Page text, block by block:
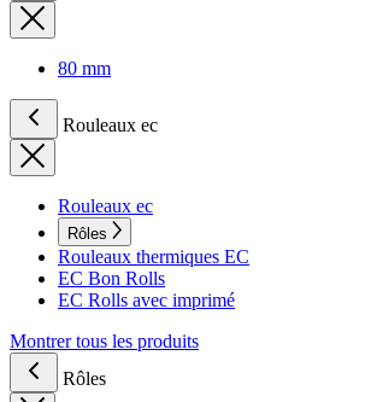
80 mm
Rouleaux ec
Rouleaux ec
Rôles
Rouleaux thermiques EC
EC Bon Rolls
EC Rolls avec imprimé
Montrer tous les produits
Rôles